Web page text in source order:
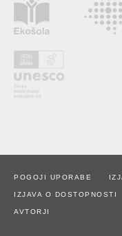
POGOJI UPORABE
IZJAVA O DOSTOPNOSTI
AVTORJI